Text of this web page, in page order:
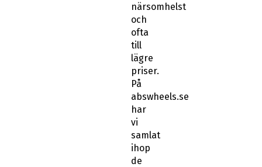
närsomhelst
och
ofta
till
lägre
priser.
På
abswheels.se
har
vi
samlat
ihop
de